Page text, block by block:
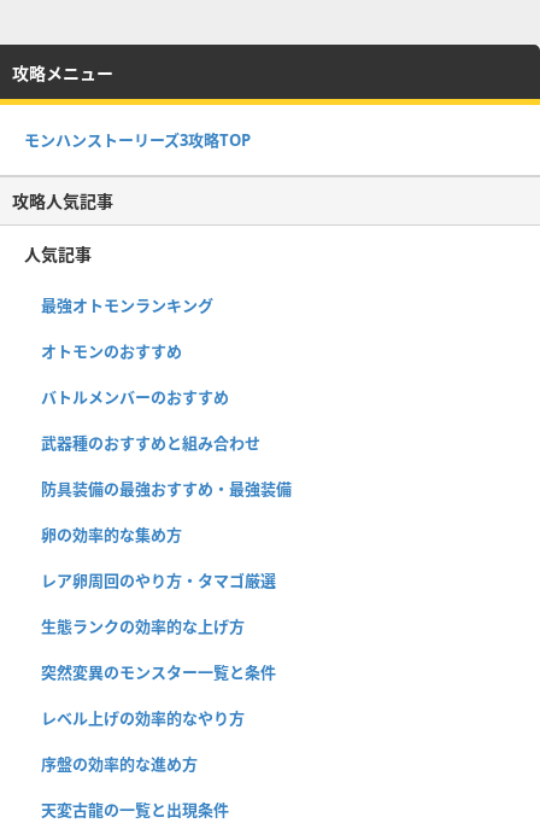
攻略メニュー
モンハンストーリーズ3攻略TOP
攻略人気記事
人気記事
最強オトモンランキング
オトモンのおすすめ
バトルメンバーのおすすめ
武器種のおすすめと組み合わせ
防具装備の最強おすすめ・最強装備
卵の効率的な集め方
レア卵周回のやり方・タマゴ厳選
生態ランクの効率的な上げ方
突然変異のモンスター一覧と条件
レベル上げの効率的なやり方
序盤の効率的な進め方
天変古龍の一覧と出現条件